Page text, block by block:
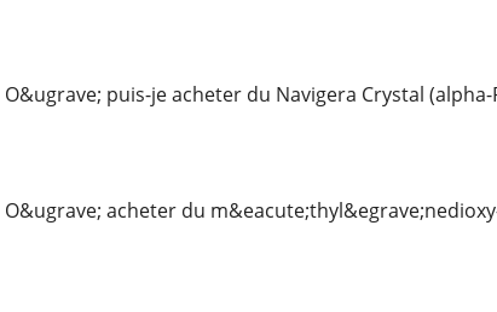
O&ugrave; puis-je acheter du Navigera Crystal
O&ugrave; acheter du